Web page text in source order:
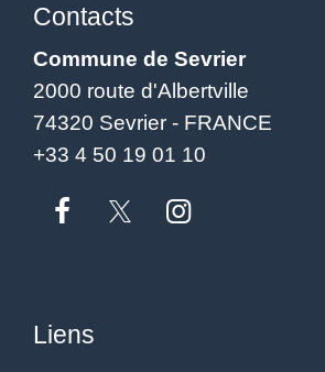
Contacts
Commune de Sevrier
2000 route d'Albertville
74320 Sevrier - FRANCE
+33 4 50 19 01 10
Liens